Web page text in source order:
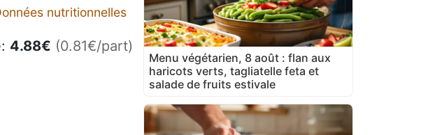
nutritionnelles
4.88€ (0.81€/part)
Menu végétarien, 8 août : flan aux
haricots verts, tagliatelle feta et
salade de fruits estivale